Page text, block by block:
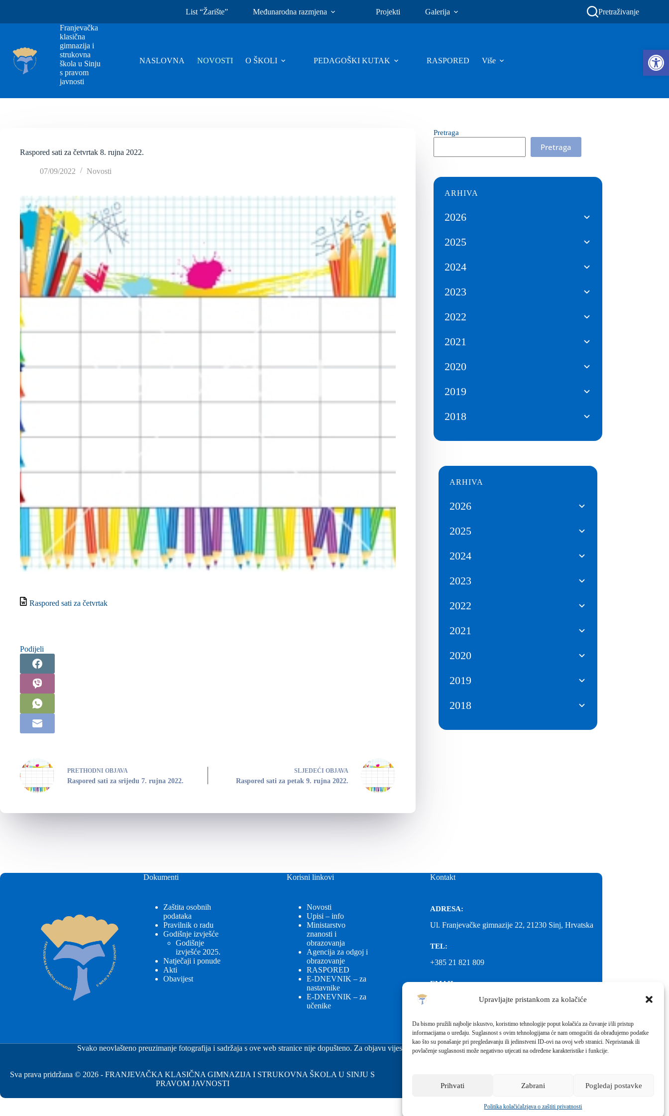
Upravljajte pristankom za kolačiće
Da bismo pružili najbolje iskustvo, koristimo tehnologije poput kolačića za čuvanje i/ili pristup
informacijama o uređaju. Suglasnost s ovim tehnologijama će nam omogućiti da obrađujemo podatke
kao što su ponašanje pri pregledavanju ili jedinstveni ID-ovi na ovoj web stranici. Nepristanak ili
povlačenje suglasnosti može negativno utjecati na određene karakteristike i funkcije.
Prihvati Zabrani Pogledaj postavke
Politika kolačićaIzjava o zaštiti privatnosti
List “Žarište” Međunarodna razmjena Projekti Galerija
Pretraživanje
Franjevačka
klasična
gimnazija i
strukovna
škola u Sinju
s pravom
javnosti
NASLOVNA NOVOSTI O ŠKOLI PEDAGOŠKI KUTAK RASPORED Više
Raspored sati za četvrtak 8. rujna 2022.
07/09/2022 Novosti
Raspored sati za četvrtak
Podijeli
PRETHODNI OBJAVA
Raspored sati za srijedu 7. rujna 2022.
SLJEDEĆI OBJAVA
Raspored sati za petak 9. rujna 2022.
Pretraga
Pretraga
ARHIVA
2026
2025
2024
2023
2022
2021
2020
2019
2018
ARHIVA
2026
2025
2024
2023
2022
2021
2020
2019
2018
Dokumenti
Zaštita osobnih
podataka
Pravilnik o radu
Godišnje izvješće
Godišnje
izvješće 2025.
Natječaji i ponude
Akti
Obavijest
Korisni linkovi
Novosti
Upisi – info
Ministarstvo
znanosti i
obrazovanja
Agencija za odgoj i
obrazovanje
RASPORED
E-DNEVNIK – za
nastavnike
E-DNEVNIK – za
učenike
Kontakt
ADRESA:
Ul. Franjevačke gimnazije 22, 21230 Sinj, Hrvatska
TEL:
+385 21 821 809
EMAIL:
ured@gimnazija-franjevacka-klasicna-sinj.skole.hr
EMAIL:
fkgsinj@gmail.com
Svako neovlašteno preuzimanje fotografija i sadržaja s ove web stranice nije dopušteno. Za objavu vijesti sa stranice molimo kontaktirati školu.
Sva prava pridržana © 2026 - FRANJEVAČKA KLASIČNA GIMNAZIJA I STRUKOVNA ŠKOLA U SINJU S
PRAVOM JAVNOSTI
Škola koja pomaže vratiti osmijeh!